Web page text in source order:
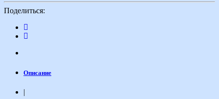
Поделиться:
Описание
|